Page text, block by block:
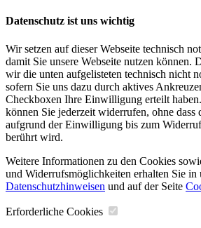
Datenschutz ist uns wichtig
Wir setzen auf dieser Webseite technisch
damit Sie unsere Webseite nutzen können.
wir die unten aufgelisteten technisch nicht
sofern Sie uns dazu durch aktives
Checkboxen Ihre Einwilligung erteilt
können Sie jederzeit widerrufen, ohne dass
aufgrund der Einwilligung bis zum
berührt wird.
Weitere Informationen zu den Cookies
und Widerrufsmöglichkeiten erhalten Sie in
Datenschutzhinweisen und auf der Seite
Erforderliche Cookies